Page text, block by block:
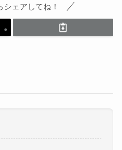
シェアしてね！